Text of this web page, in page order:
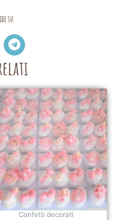
su
Confetti decorati